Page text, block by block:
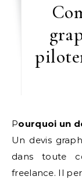
Pourquoi un
Un devis
dans toute
freelance. Il